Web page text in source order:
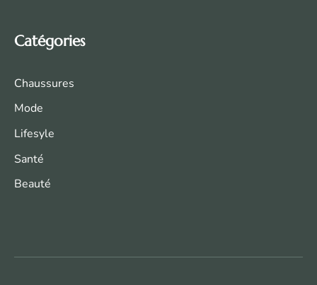
Catégories
Chaussures
Mode
Lifesyle
Santé
Beauté